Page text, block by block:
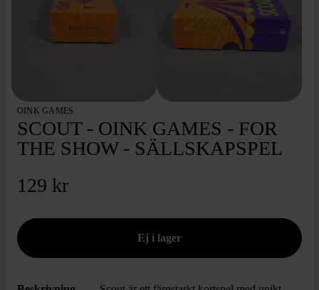
OINK GAMES
SCOUT - OINK GAMES - FOR
THE SHOW - SÄLLSKAPSPEL
129 kr